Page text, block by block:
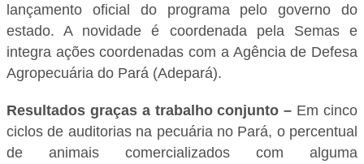
lançamento oficial do programa pelo governo do
estado. A novidade é coordenada pela Semas e
integra ações coordenadas com a Agência de Defesa
Agropecuária do Pará (Adepará).
Resultados graças a trabalho conjunto – Em cinco
ciclos de auditorias na pecuária no Pará, o percentual
de animais comercializados com alguma